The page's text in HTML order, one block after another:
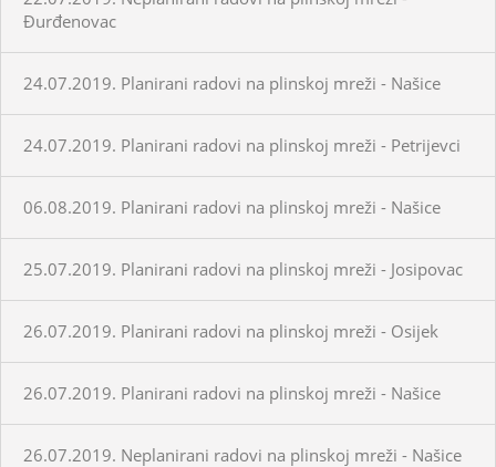
Đurđenovac
24.07.2019. Planirani radovi na plinskoj mreži - Našice
24.07.2019. Planirani radovi na plinskoj mreži - Petrijevci
06.08.2019. Planirani radovi na plinskoj mreži - Našice
25.07.2019. Planirani radovi na plinskoj mreži - Josipovac
26.07.2019. Planirani radovi na plinskoj mreži - Osijek
26.07.2019. Planirani radovi na plinskoj mreži - Našice
26.07.2019. Neplanirani radovi na plinskoj mreži - Našice